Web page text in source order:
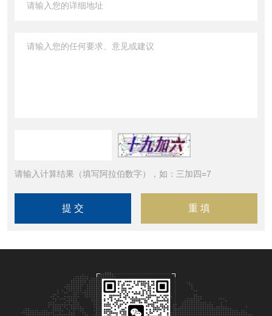
请输入计算结果（填写阿拉伯数字），如：三加四=7